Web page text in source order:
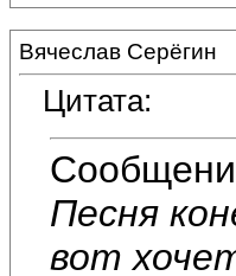
Вячеслав Серёгин
Цитата:
Песня
вот